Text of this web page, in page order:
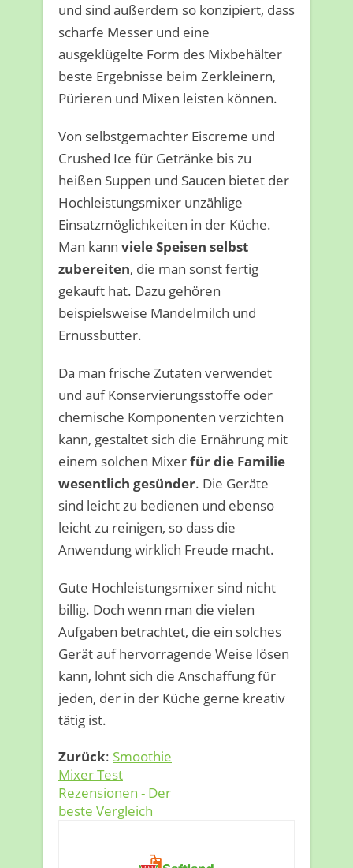
und sind außerdem so konzipiert, dass
scharfe Messer und eine
ausgeklügelte Form des Mixbehälter
beste Ergebnisse beim Zerkleinern,
Pürieren und Mixen leisten können.
Von selbstgemachter Eiscreme und
Crushed Ice für Getränke bis zu
heißen Suppen und Saucen bietet der
Hochleistungsmixer unzählige
Einsatzmöglichkeiten in der Küche.
Man kann viele Speisen selbst
zubereiten, die man sonst fertig
gekauft hat. Dazu gehören
beispielsweise Mandelmilch und
Ernussbutter.
Da man frische Zutaten verwendet
und auf Konservierungsstoffe oder
chemische Komponenten verzichten
kann, gestaltet sich die Ernährung mit
einem solchen Mixerfür die Familie
wesentlich gesünder. Die Geräte
sind leicht zu bedienen und ebenso
leicht zu reinigen, so dass die
Anwendung wirklich Freude macht.
Gute Hochleistungsmixer sind nicht
billig. Doch wenn man die vielen
Aufgaben betrachtet, die ein solches
Gerät auf hervorragende Weise lösen
kann, lohnt sich die Anschaffung für
jeden, der in der Küche gerne kreativ
tätig ist.
Zurück: Smoothie
Mixer Test
Rezensionen - Der
beste Vergleich